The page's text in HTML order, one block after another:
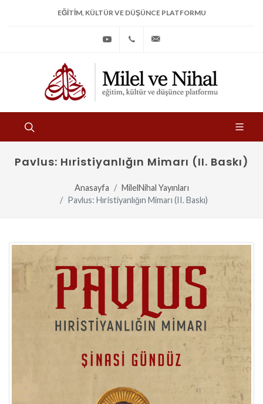
EĞITIM, KÜLTÜR VE DÜŞÜNCE PLATFORMU
Youtube +90
533
31
Pavlus: Hıristiyanlığın Mimarı (II. Baskı)
Anasayfa
MilelNihal Yayınları
Pavlus: Hıristiyanlığın Mimarı (II. Baskı)